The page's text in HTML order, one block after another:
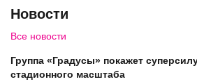
Новости
Все новости
Группа «Градусы» покажет
стадионного масштаба